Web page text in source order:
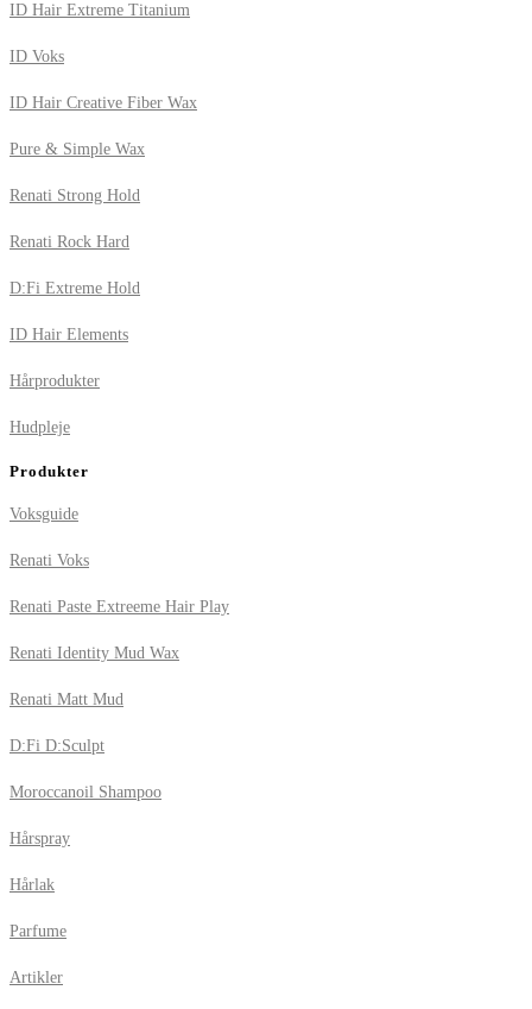
ID Hair Extreme Titanium
ID Voks
ID Hair Creative Fiber Wax
Pure & Simple Wax
Renati Strong Hold
Renati Rock Hard
D:Fi Extreme Hold
ID Hair Elements
Hårprodukter
Hudpleje
Produkter
Voksguide
Renati Voks
Renati Paste Extreeme Hair Play
Renati Identity Mud Wax
Renati Matt Mud
D:Fi D:Sculpt
Moroccanoil Shampoo
Hårspray
Hårlak
Parfume
Artikler